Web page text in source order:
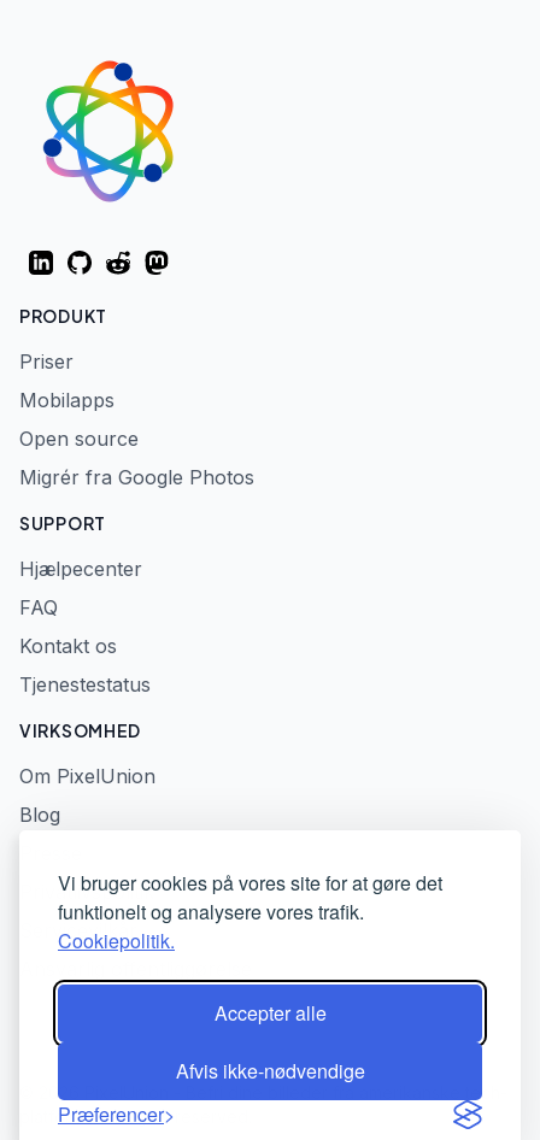
Vi bruger cookies på vores site for at gøre det
funktionelt og analysere vores trafik.
Cookiepolitik.
Accepter alle
Afvis ikke-nødvendige
Præferencer
LinkedInGitHubRedditMastodon
PRODUKT
Priser
Mobilapps
Open source
Migrér fra Google Photos
SUPPORT
Hjælpecenter
FAQ
Kontakt os
Tjenestestatus
VIRKSOMHED
Om PixelUnion
Blog
Privatlivspolitik
Servicevilkår
© 2026 PixelUnion - Befri dine billeder fra amerikanske tech-
platforme. All rights reserved.